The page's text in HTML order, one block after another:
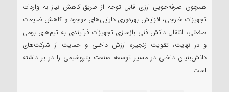
همچون صرفه‌جویی ارزی قابل توجه از طریق کاهش نیاز به واردات
تجهیزات خارجی، افزایش بهره‌وری دارایی‌های موجود و کاهش ضایعات
صنعتی، انتقال دانش فنی بازسازی تجهیزات فرآیندی به تیم‌های بومی
و در نهایت، تقویت زنجیره ارزش داخلی و حمایت از شرکت‌های
دانش‌بنیان داخلی در مسیر توسعه صنعت پتروشیمی را در بر داشته
است.